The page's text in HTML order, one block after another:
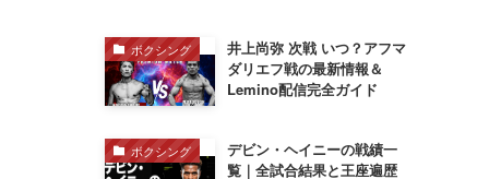
ボクシング
井上尚弥 次戦 いつ？アフマ
ダリエフ戦の最新情報＆
Lemino配信完全ガイド
ボクシング
デビン・ヘイニーの戦績一
覧｜全試合結果と王座遍歴